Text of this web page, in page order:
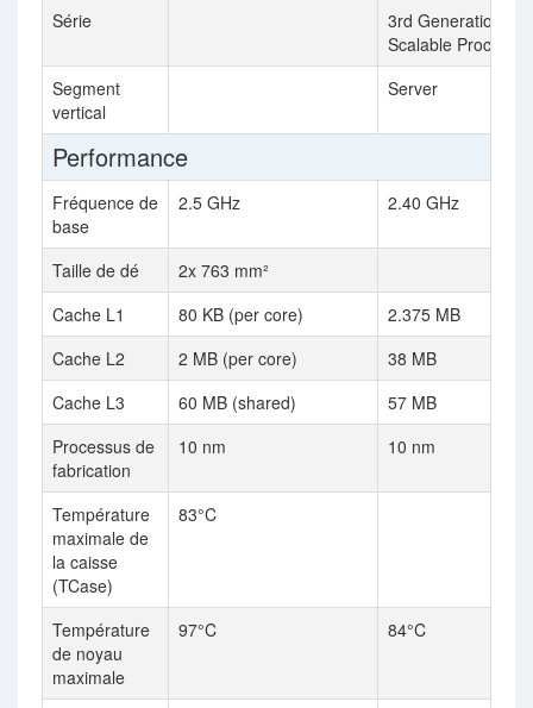
Série
3rd Generation
Scalable
Segment
vertical
Server
Performance
Fréquence de
base
2.5 GHz 2.40 GHz
Taille de dé
2x 763 mm²
Cache L1
80 KB (per core)
2.375 MB
Cache L2
2 MB (per core)
38 MB
Cache L3
60 MB (shared)
57 MB
Processus de
fabrication
10 nm 10 nm
Température
maximale de
la caisse
(TCase)
83°C
Température
de noyau
maximale
97°C 84°C